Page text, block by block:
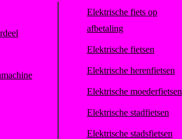
Elektrische fiets op
afbetaling
Elektrische fietsen
Elektrische herenfietsen
Elektrische moederfietsen
Elektrische stadfietsen
Elektrische stadsfietsen